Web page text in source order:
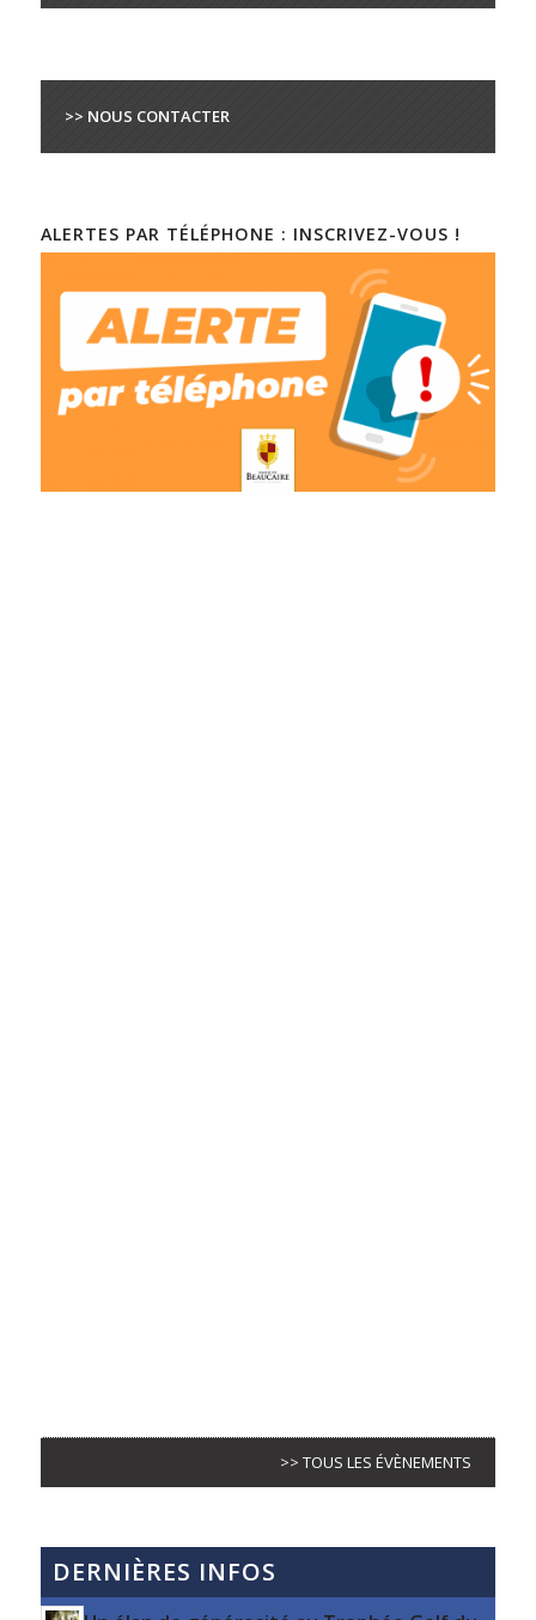
>> NOUS CONTACTER
ALERTES PAR TÉLÉPHONE : INSCRIVEZ-VOUS !
>> TOUS LES ÉVÈNEMENTS
DERNIÈRES INFOS